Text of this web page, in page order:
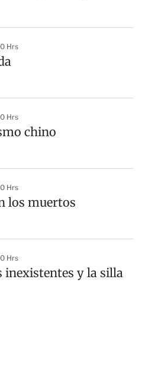
Hrs
Hrs
chino
Hrs
los muertos
Hrs
inexistentes y la silla